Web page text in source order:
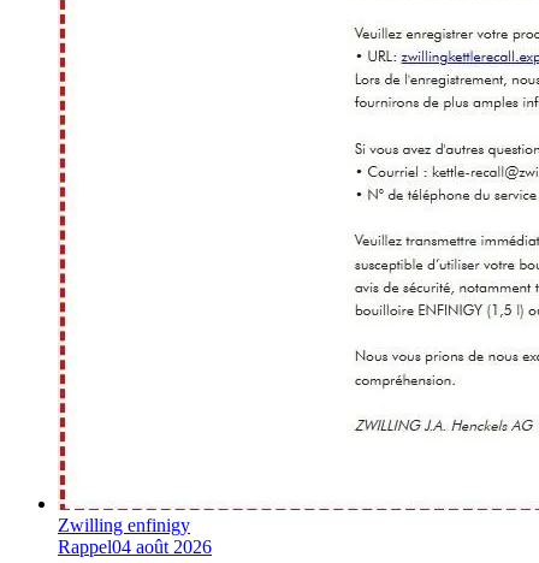
Zwilling enfinigy
Rappel04 août 2026